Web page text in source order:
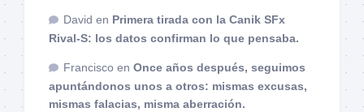
David en Primera tirada con la Canik SFx
Rival-S: los datos confirman lo que pensaba.
Francisco en Once años después, seguimos
apuntándonos unos a otros: mismas excusas,
mismas falacias, misma aberración.